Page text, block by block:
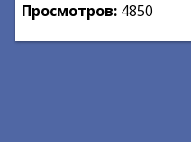
Просмотров: 4850